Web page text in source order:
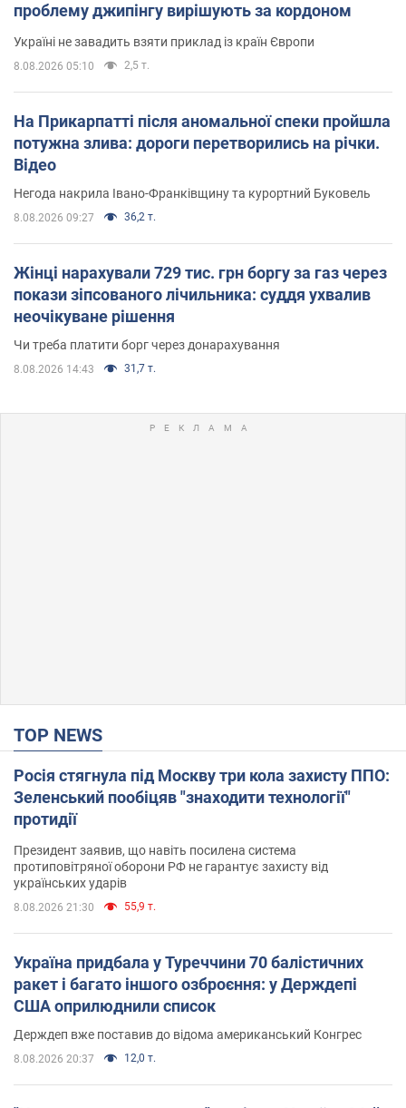
проблему джипінгу вирішують за кордоном
Україні не завадить взяти приклад із країн Європи
8.08.2026 05:10 2,5 т.
На Прикарпатті після аномальної спеки пройшла
потужна злива: дороги перетворились на річки.
Відео
Негода накрила Івано-Франківщину та курортний Буковель
8.08.2026 09:27 36,2 т.
Жінці нарахували 729 тис. грн боргу за газ через
покази зіпсованого лічильника: суддя ухвалив
неочікуване рішення
Чи треба платити борг через донарахування
8.08.2026 14:43 31,7 т.
TOP NEWS
Росія стягнула під Москву три кола захисту ППО:
Зеленський пообіцяв "знаходити технології"
протидії
Президент заявив, що навіть посилена система
протиповітряної оборони РФ не гарантує захисту від
українських ударів
8.08.2026 21:30 55,9 т.
Україна придбала у Туреччини 70 балістичних
ракет і багато іншого озброєння: у Держдепі
США оприлюднили список
Держдеп вже поставив до відома американський Конгрес
8.08.2026 20:37 12,0 т.